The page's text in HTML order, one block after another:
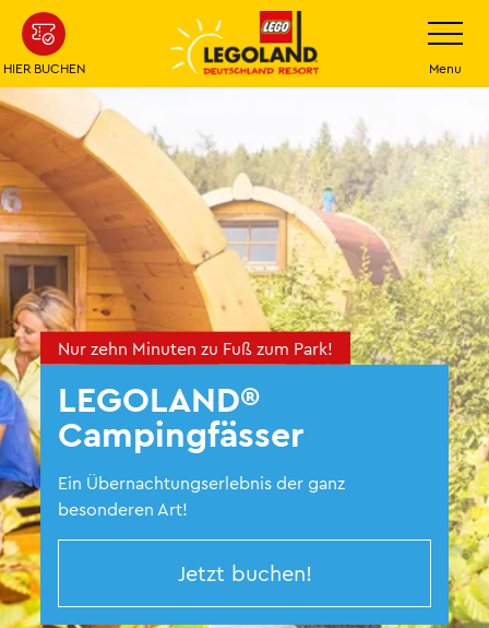
Weiter
zum
Hauptinhalt
HIER BUCHEN Menu
Nur zehn Minuten zu Fuß zum Park!
LEGOLAND®
Campingfässer
Ein Übernachtungserlebnis der ganz
besonderen Art!
Jetzt buchen!